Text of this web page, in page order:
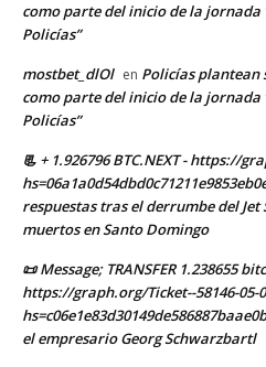
como parte del inicio de la jornada
Policías”
mostbet_dlOl en Policías plantean
como parte del inicio de la jornada
Policías”
📃 + 1.926796 BTC.NEXT - https://
respuestas tras el derrumbe del Jet
muertos en Santo Domingo
📜 Message; TRANSFER 1.238655
https://graph.org/Ticket--58146-05-
el empresario Georg Schwarzbartl